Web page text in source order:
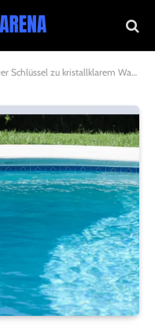
zu kristallklarem Wasser